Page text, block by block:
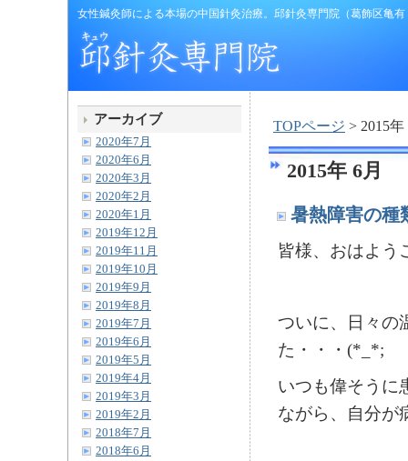
女性鍼灸師による本場の中国針灸治療。邱針灸専門院（葛飾区亀
TOPページ > 2015年
2015年 6月
暑熱障害の種
皆様、おはよう
ついに、日々の
た・・・(*_*;
いつも偉そうに
ながら、自分が
アーカイブ
2020年7月
2020年6月
2020年3月
2020年2月
2020年1月
2019年12月
2019年11月
2019年10月
2019年9月
2019年8月
2019年7月
2019年6月
2019年5月
2019年4月
2019年3月
2019年2月
2018年7月
2018年6月